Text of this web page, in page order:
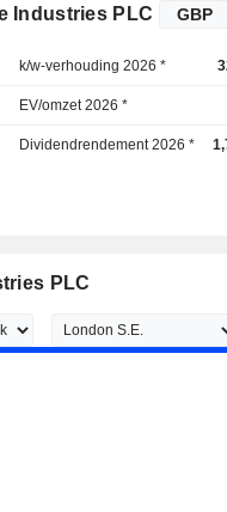
Industries PLC
k/w-verhouding 2026 *
EV/omzet 2026 *
Dividendrendement 2026 *
PLC